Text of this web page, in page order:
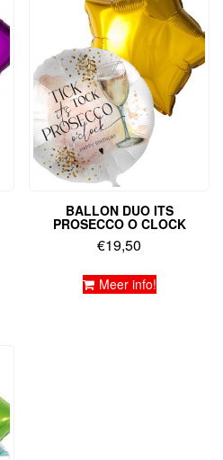
BALLON DUO ITS
PROSECCO O CLOCK
€19,50
Meer info!